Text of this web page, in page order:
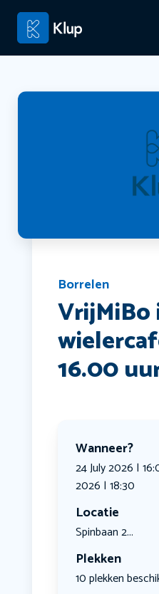
Borrelen
VrijMiBo
16.00
Wanneer?
24 July 2026 |
2026 | 18:30
Locatie
Spinbaan 2...
Plekken
10 plekken